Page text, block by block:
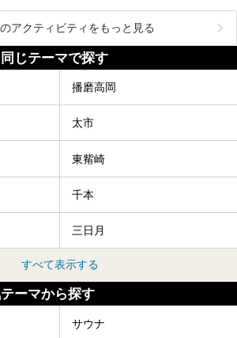
アクティビティをもっと見る
じテーマで探す
播磨高岡
太市
東觜崎
千本
三日月
すべて表示する
ーマから探す
サウナ